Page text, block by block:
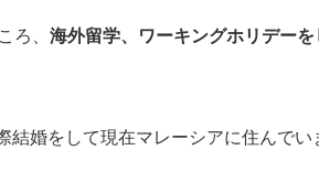
ろ、 海外留学、ワーキングホリデー
結婚をして現在マレーシアに住んでい